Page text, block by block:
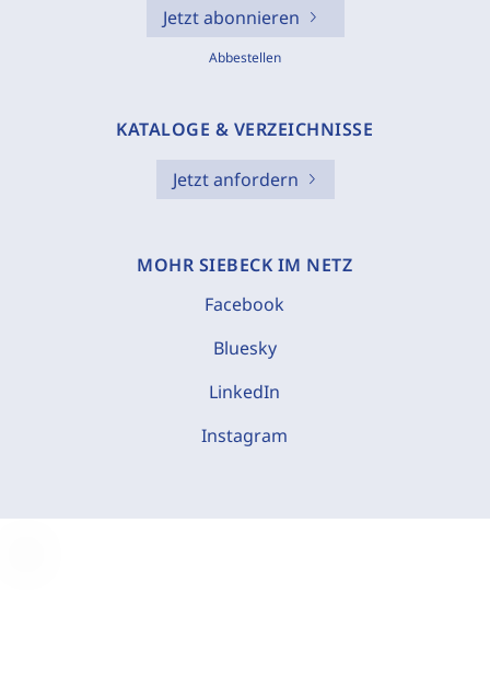
Jetzt abonnieren
Abbestellen
KATALOGE & VERZEICHNISSE
Jetzt anfordern
MOHR SIEBECK IM NETZ
Facebook
Bluesky
LinkedIn
Instagram